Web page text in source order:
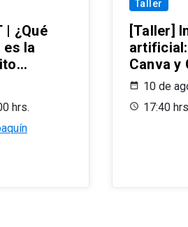
| ¿Qué
es la
hrs.
Taller
[Taller]
Canva y
10 de
17:40